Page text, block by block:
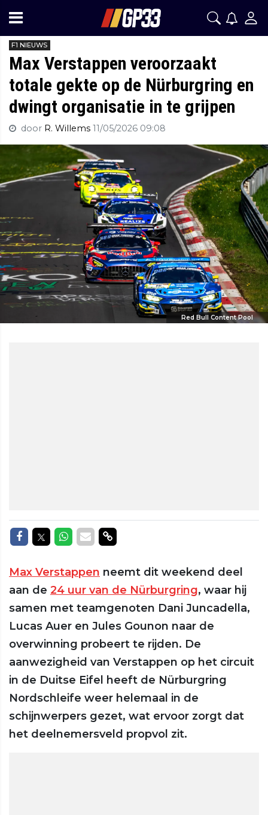
F1 NIEUWS
Max Verstappen veroorzaakt
totale gekte op de Nürburgring en
dwingt organisatie in te grijpen
door R. Willems 11/05/2026 09:08
Red Bull Content Pool
Delen op Facebook
Delen op Twitter
Delen op Whatsapp
Delen via Mail
Delen via link
Max Verstappen neemt dit weekend deel
aan de 24 uur van de Nürburgring, waar hij
samen met teamgenoten Dani Juncadella,
Lucas Auer en Jules Gounon naar de
overwinning probeert te rijden. De
aanwezigheid van Verstappen op het circuit
in de Duitse Eifel heeft de Nürburgring
Nordschleife weer helemaal in de
schijnwerpers gezet, wat ervoor zorgt dat
het deelnemersveld propvol zit.